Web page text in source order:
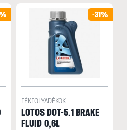
-31%
FÉKFOLYADÉKOK
LOTOS DOT-5.1 BRAKE
FLUID 0,6L